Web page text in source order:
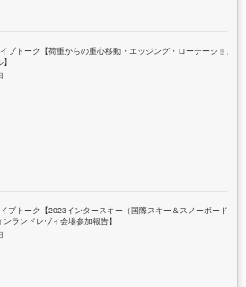
ブトーク【荷重からの重心移動・エッジング・ローテーション
ブトーク【2023インタースキー（国際スキー＆スノーボード指
ランドレヴィ会場参加報告】